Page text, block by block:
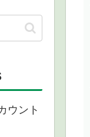
ウント